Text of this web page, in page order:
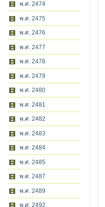
พ.ศ. 2474
พ.ศ. 2475
พ.ศ. 2476
พ.ศ. 2477
พ.ศ. 2478
พ.ศ. 2479
พ.ศ. 2480
พ.ศ. 2481
พ.ศ. 2482
พ.ศ. 2483
พ.ศ. 2484
พ.ศ. 2485
พ.ศ. 2487
พ.ศ. 2489
พ.ศ. 2492